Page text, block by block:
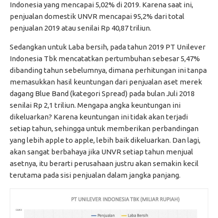
Indonesia yang mencapai 5,02% di 2019. Karena saat ini,
penjualan domestik UNVR mencapai 95,2% dari total
penjualan 2019 atau senilai Rp 40,87 triliun.
Sedangkan untuk Laba bersih, pada tahun 2019 PT Unilever
Indonesia Tbk mencatatkan pertumbuhan sebesar 5,47%
dibanding tahun sebelumnya, dimana perhitungan ini tanpa
memasukkan hasil keuntungan dari penjualan aset merek
dagang Blue Band (kategori Spread) pada bulan Juli 2018
senilai Rp 2,1 triliun. Mengapa angka keuntungan ini
dikeluarkan? Karena keuntungan ini tidak akan terjadi
setiap tahun, sehingga untuk memberikan perbandingan
yang lebih apple to apple, lebih baik dikeluarkan. Dan lagi,
akan sangat berbahaya jika UNVR setiap tahun menjual
asetnya, itu berarti perusahaan justru akan semakin kecil
terutama pada sisi penjualan dalam jangka panjang.